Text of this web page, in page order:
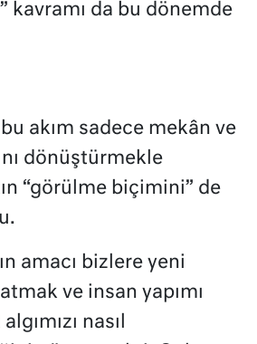
kavramı da bu dönemde
akım sadece mekân ve
dönüştürmekle
“görülme biçimini” de
amacı bizlere yeni
ve insan yapımı
nasıl